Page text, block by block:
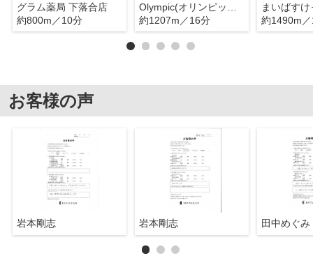
グラム薬局 下落合店
約800m／10分
約1207m／16分
約1490m
お客様の声
岩本剛志 岩本剛志 田中めぐみ